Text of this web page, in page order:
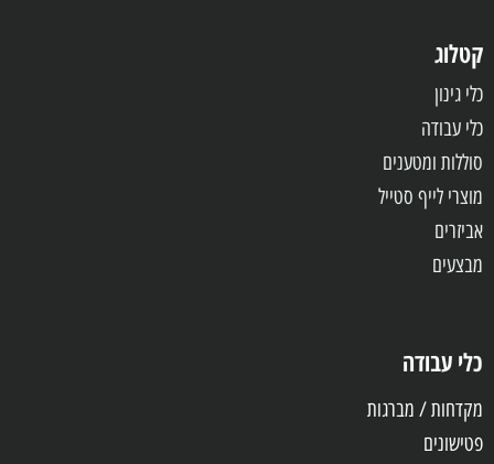
קטלוג
כלי גינון
כלי עבודה
סוללות ומטענים
מוצרי לייף סטייל
אביזרים
מבצעים
כלי עבודה
מקדחות / מברגות
פטישונים